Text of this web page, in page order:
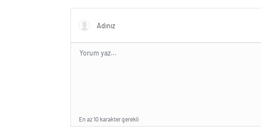
En az 10 karakter gerekli